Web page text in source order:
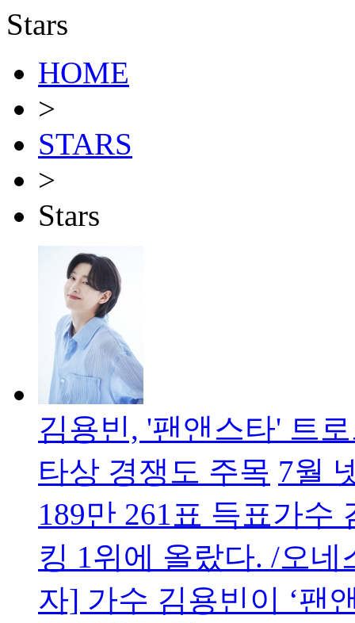
Stars
HOME
>
STARS
>
Stars
김용빈, '팬앤스타' 트
타상 경쟁도 주목 7월
189만 261표 득표가수
킹 1위에 올랐다. /오
자] 가수 김용빈이 ‘팬